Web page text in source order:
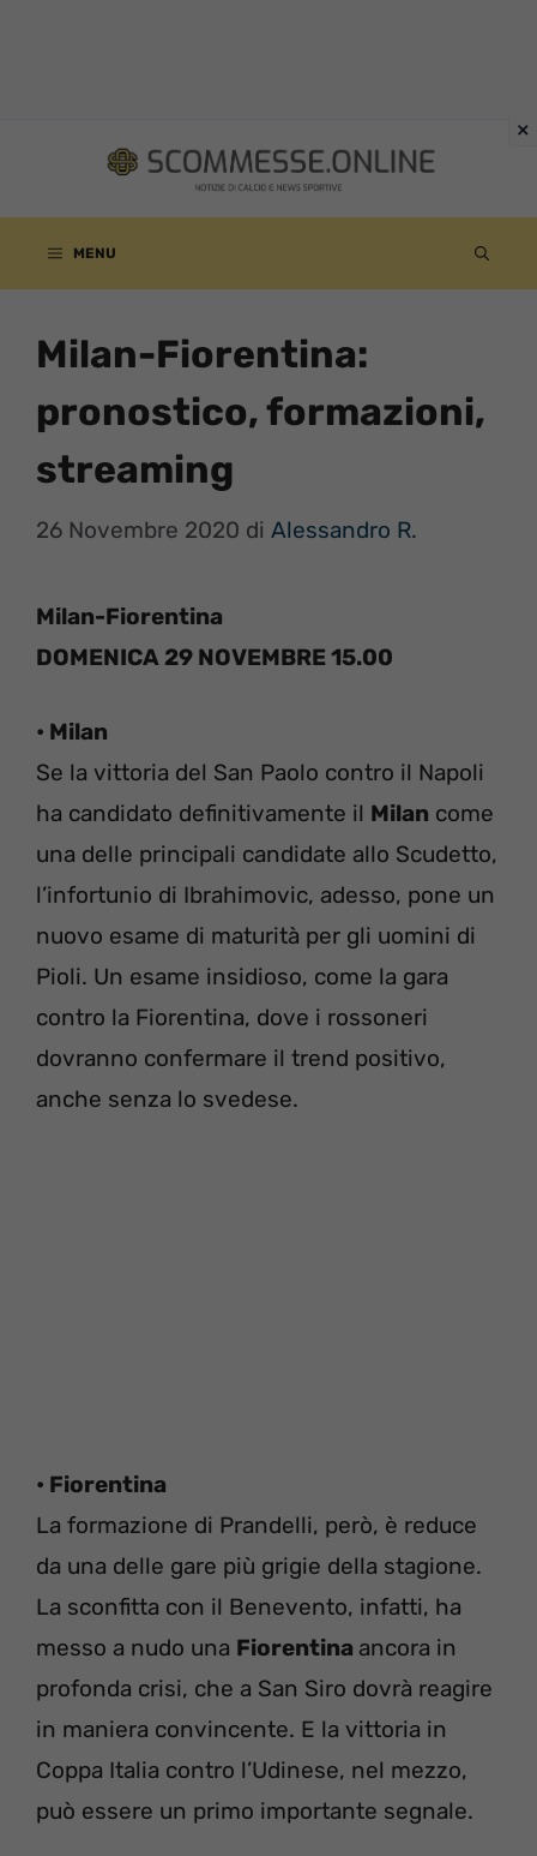
contenuto
MENU
Milan-Fiorentina:
pronostico, formazioni,
streaming
26 Novembre 2020 di Alessandro R.
Milan-Fiorentina
DOMENICA 29 NOVEMBRE 15.00
• Milan
Se la vittoria del San Paolo contro il Napoli
ha candidato definitivamente il Milan come
una delle principali candidate allo Scudetto,
l’infortunio di Ibrahimovic, adesso, pone un
nuovo esame di maturità per gli uomini di
Pioli. Un esame insidioso, come la gara
contro la Fiorentina, dove i rossoneri
dovranno confermare il trend positivo,
anche senza lo svedese.
• Fiorentina
La formazione di Prandelli, però, è reduce
da una delle gare più grigie della stagione.
La sconfitta con il Benevento, infatti, ha
messo a nudo una Fiorentina ancora in
profonda crisi, che a San Siro dovrà reagire
in maniera convincente. E la vittoria in
Coppa Italia contro l’Udinese, nel mezzo,
può essere un primo importante segnale.